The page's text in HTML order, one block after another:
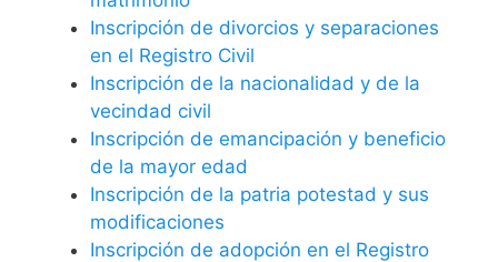
Inscripción de divorcios y separaciones
en el Registro Civil
Inscripción de la nacionalidad y de la
vecindad civil
Inscripción de emancipación y beneficio
de la mayor edad
Inscripción de la patria potestad y sus
modificaciones
Inscripción de adopción en el Registro